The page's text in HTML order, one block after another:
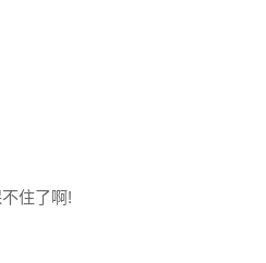
住了啊!